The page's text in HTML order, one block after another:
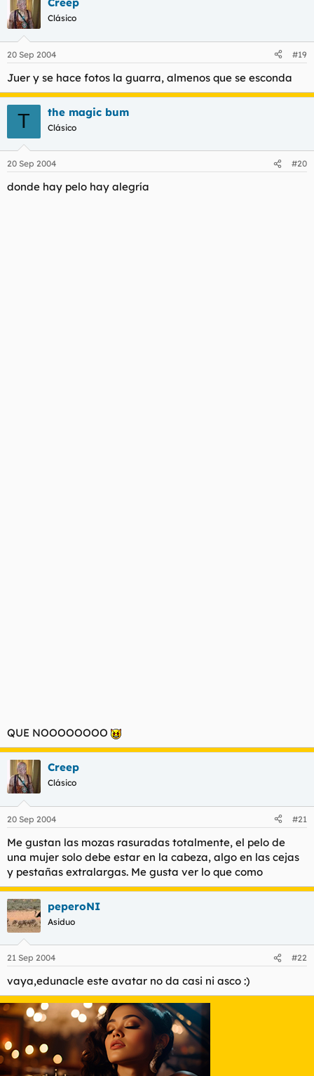
Clásico
20 Sep 2004 #19
Juer y se hace fotos la guarra, almenos que se esconda
T the magic bum
Clásico
20 Sep 2004 #20
donde hay pelo hay alegría
QUE NOOOOOOOO
Creep
Clásico
20 Sep 2004 #21
Me gustan las mozas rasuradas totalmente, el pelo de
una mujer solo debe estar en la cabeza, algo en las cejas
y pestañas extralargas. Me gusta ver lo que como
peperoNI
Asiduo
21 Sep 2004 #22
vaya,edunacle este avatar no da casi ni asco :)